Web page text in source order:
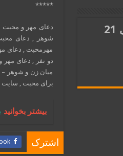
*****
دعای مهر و
شوهر , دعای
مهرمحبت , دعای
دو نفر , دعای
میان زن و شوهر
برای محبت , سایت
بیشتر بخوانید
اشترک